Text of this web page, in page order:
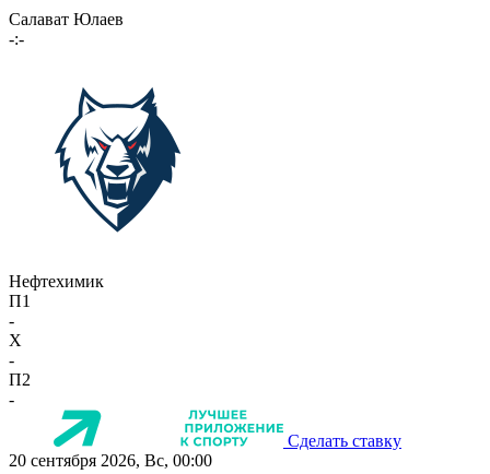
Салават Юлаев
-:-
Нефтехимик
П1
-
X
-
П2
-
Сделать ставку
20 сентября 2026, Вс, 00:00